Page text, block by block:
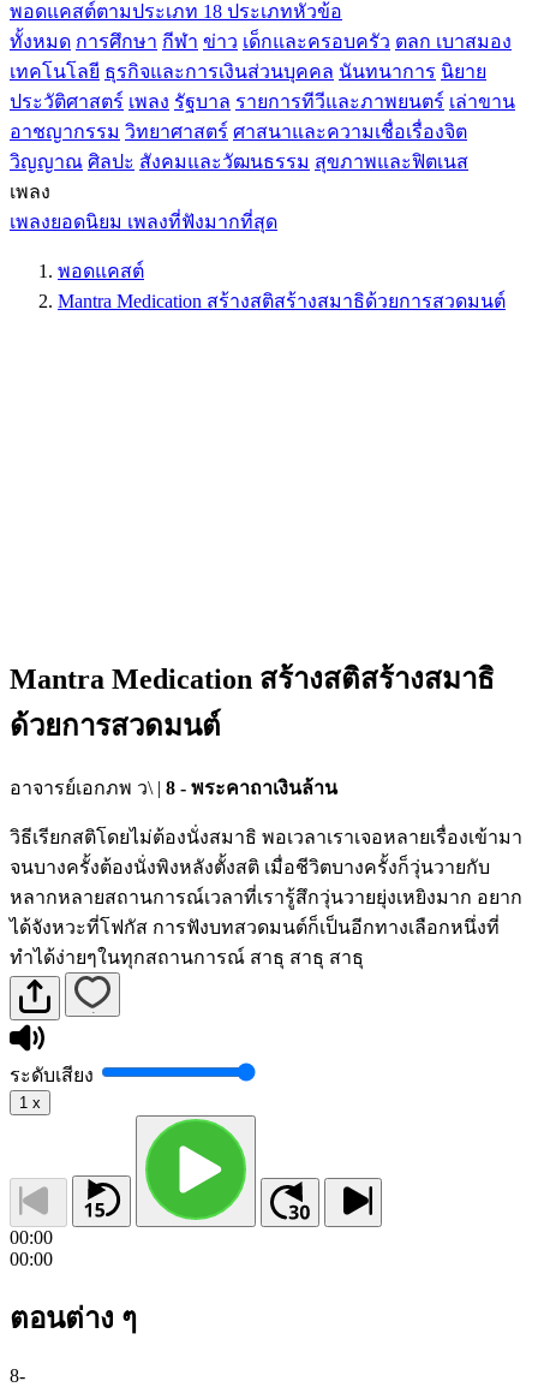
พอดแคสต์ตามประเภท 18 ประเภทหัวข้อ
ทั้งหมด การศึกษา กีฬา ข่าว เด็กและครอบครัว ตลก เบาสมอง
เทคโนโลยี ธุรกิจและการเงินส่วนบุคคล นันทนาการ นิยาย
ประวัติศาสตร์ เพลง รัฐบาล รายการทีวีและภาพยนตร์ เล่าขาน
อาชญากรรม วิทยาศาสตร์ ศาสนาและความเชื่อเรื่องจิต
วิญญาณ ศิลปะ สังคมและวัฒนธรรม สุขภาพและฟิตเนส
เพลง
เพลงยอดนิยม เพลงที่ฟังมากที่สุด
พอดแคสต์
Mantra Medication สร้างสติสร้างสมาธิด้วยการสวดมนต์
Mantra Medication สร้างสติสร้างสมาธิ
ด้วยการสวดมนต์
อาจารย์เอกภพ ว\ | 8 - พระคาถาเงินล้าน
วิธีเรียกสติโดยไม่ต้องนั่งสมาธิ พอเวลาเราเจอหลายเรื่องเข้ามา
จนบางครั้งต้องนั่งพิงหลังตั้งสติ เมื่อชีวิตบางครั้งก็วุ่นวายกับ
หลากหลายสถานการณ์เวลาที่เรารู้สึกวุ่นวายยุ่งเหยิงมาก อยาก
ได้จังหวะที่โฟกัส การฟังบทสวดมนต์ก็เป็นอีกทางเลือกหนึ่งที่
ทำได้ง่ายๆในทุกสถานการณ์ สาธุ สาธุ สาธุ
ระดับเสียง
1 x
00:00
00:00
ตอนต่าง ๆ
8-